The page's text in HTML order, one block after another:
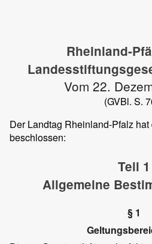
Rheinland-
Vom 22.
(GVBl. S.
Der Landtag Rheinland-Pfalz
beschlossen:
Teil 1
Allgemeine
§ 1